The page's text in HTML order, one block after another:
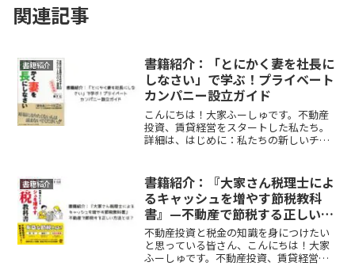
関連記事
書籍紹介
書籍紹介：「とにかく妻を社長に
しなさい」で学ぶ！プライベート
カンパニー設立ガイド
こんにちは！大家ふーしゅです。不動産
投資、賃貸経営をスタートした私たち。
詳細は、はじめに：私たちの新しいチャ
当にたくさんの学びを得ることができま
す。しかも1000〜30...
書籍紹介
書籍紹介：『大家さん税理士によ
るキャッシュを増やす節税教科
書』—不動産で節税する正しい方
法とは？
不動産投資と税金の知識を身につけたい
と思っている皆さん、こんにちは！大家
ふーしゅです。不動産投資、賃貸経営を